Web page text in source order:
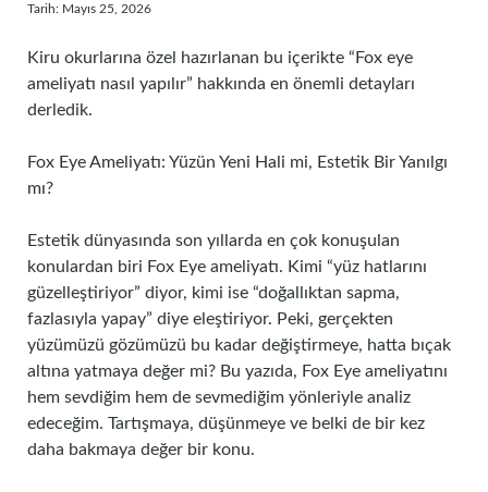
Tarih: Mayıs 25, 2026
Kiru okurlarına özel hazırlanan bu içerikte “Fox eye
ameliyatı nasıl yapılır” hakkında en önemli detayları
derledik.
Fox Eye Ameliyatı: Yüzün Yeni Hali mi, Estetik Bir Yanılgı
mı?
Estetik dünyasında son yıllarda en çok konuşulan
konulardan biri Fox Eye ameliyatı. Kimi “yüz hatlarını
güzelleştiriyor” diyor, kimi ise “doğallıktan sapma,
fazlasıyla yapay” diye eleştiriyor. Peki, gerçekten
yüzümüzü gözümüzü bu kadar değiştirmeye, hatta bıçak
altına yatmaya değer mi? Bu yazıda, Fox Eye ameliyatını
hem sevdiğim hem de sevmediğim yönleriyle analiz
edeceğim. Tartışmaya, düşünmeye ve belki de bir kez
daha bakmaya değer bir konu.